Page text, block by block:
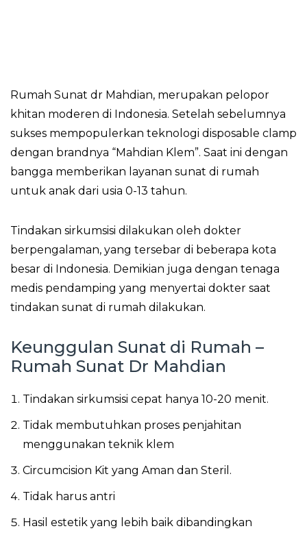
Rumah Sunat dr Mahdian, merupakan pelopor
khitan moderen di Indonesia. Setelah sebelumnya
sukses mempopulerkan teknologi disposable clamp
dengan brandnya “Mahdian Klem”. Saat ini dengan
bangga memberikan layanan sunat di rumah
untuk anak dari usia 0-13 tahun.
Tindakan sirkumsisi dilakukan oleh dokter
berpengalaman, yang tersebar di beberapa kota
besar di Indonesia. Demikian juga dengan tenaga
medis pendamping yang menyertai dokter saat
tindakan sunat di rumah dilakukan.
Keunggulan Sunat di Rumah –
Rumah Sunat Dr Mahdian
Tindakan sirkumsisi cepat hanya 10-20 menit.
Tidak membutuhkan proses penjahitan
menggunakan teknik klem
Circumcision Kit yang Aman dan Steril.
Tidak harus antri
Hasil estetik yang lebih baik dibandingkan